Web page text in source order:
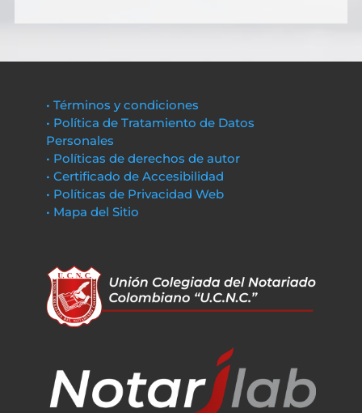
• Términos y condiciones
• Política de Tratamiento de Datos
Personales
• Políticas de derechos de autor
• Certificado de Accesibilidad
• Políticas de Privacidad Web
• Mapa del Sitio